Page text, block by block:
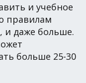
и учебное
правилам
и даже больше.
больше 25-30